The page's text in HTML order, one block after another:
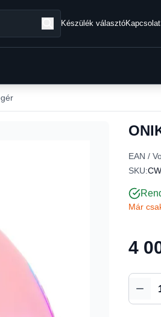
Készülék választóKapcsolat
EAN /
SKU:
Már
4